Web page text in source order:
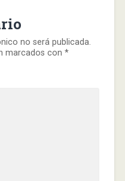
no será publicada.
marcados con *